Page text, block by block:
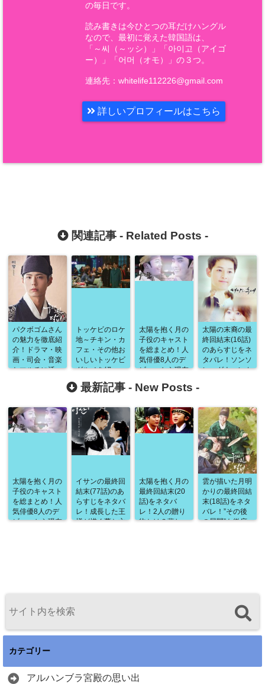
の毎日です。
読み書きは今ひとつの耳だけハングル
なので、最初に覚えた韓国語は、
「～씨（～ッシ）」「아이고（アイゴ
ー）」「어머（オモ）」の３つ。
連絡先：whitelife112226@gmail.com
詳しいプロフィールはこちら
関連記事 - Related Posts -
パクボゴムさん
の魅力を徹底紹
介！ドラマ・映
画・司会・音楽
とマルチに活
トッケビのロケ
地～チキン・カ
フェ・その他お
いしいトッケビ
グルメを紹
介！〜
太陽を抱く月の
子役のキャスト
を総まとめ！人
気俳優8人のデ
ビューから現在
底紹介！
太陽の末裔の最
終回結末(16話)
のあらすじをネ
タバレ！ソンソ
ン・グウォンカ
○○！
最新記事 - New Posts -
太陽を抱く月の
子役のキャスト
を総まとめ！人
気俳優8人のデ
ビューから現在
イサンの最終回
結末(77話)のあ
らすじをネタバ
レ！成長した王
様が描く夢と亡
太陽を抱く月の
最終回結末(20
話)をネタバ
レ！2人の贈り
物とは？悲し
雲が描いた月明
かりの最終回結
末(18話)をネタ
バレ！”その後
の展開”も徹底
カテゴリー
アルハンブラ宮殿の思い出